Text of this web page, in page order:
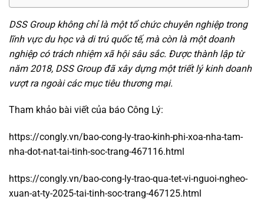
DSS Group không chỉ là một tổ chức chuyên nghiệp trong
lĩnh vực du học và di trú quốc tế, mà còn là một doanh
nghiệp có trách nhiệm xã hội sâu sắc. Được thành lập từ
năm 2018, DSS Group đã xây dựng một triết lý kinh doanh
vượt ra ngoài các mục tiêu thương mại.
Tham khảo bài viết của báo Công Lý:
https://congly.vn/bao-cong-ly-trao-kinh-phi-xoa-nha-tam-
nha-dot-nat-tai-tinh-soc-trang-467116.html
https://congly.vn/bao-cong-ly-trao-qua-tet-vi-nguoi-ngheo-
xuan-at-ty-2025-tai-tinh-soc-trang-467125.html